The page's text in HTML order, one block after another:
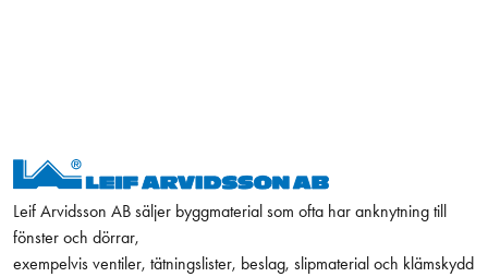
Leif Arvidsson AB säljer byggmaterial som ofta har anknytning till
fönster och dörrar,
exempelvis ventiler, tätningslister, beslag, slipmaterial och klämskydd